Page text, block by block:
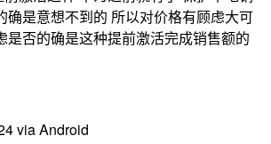
确是意想不到的 所以对价格有顾虑大可
是否的确是这种提前激活完成销售额的
via Android